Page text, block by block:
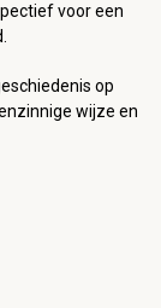
voor een
op
wijze en